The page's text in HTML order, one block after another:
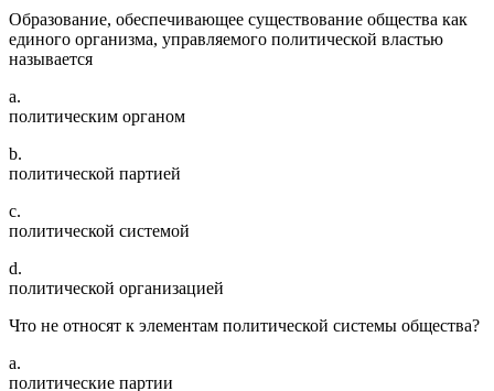
Образование, обеспечивающее существование общества как
единого организма, управляемого политической властью
называется
a.
политическим органом
b.
политической партией
c.
политической системой
d.
политической организацией
Что не относят к элементам политической системы общества?
a.
политические партии